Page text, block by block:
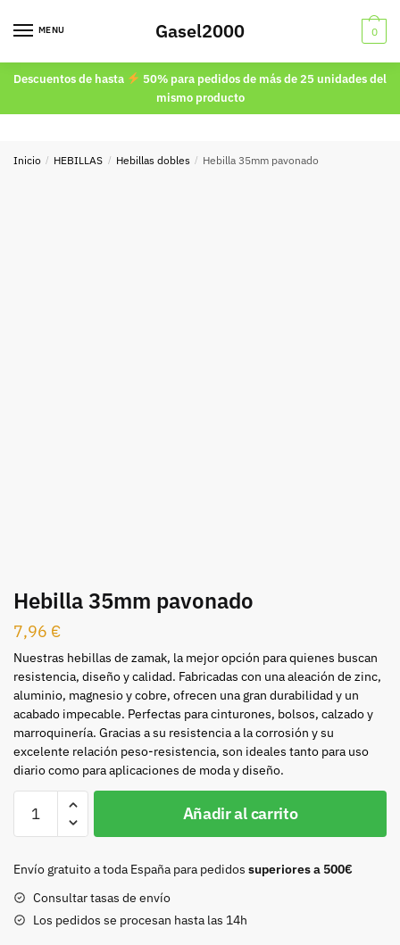
MENU Gasel2000 0
Descuentos de hasta
50% para pedidos de más de 25 unidades del
mismo producto
Inicio / HEBILLAS / Hebillas dobles / Hebilla 35mm pavonado
Hebilla 35mm pavonado
7,96 €
Nuestras hebillas de zamak, la mejor opción para quienes buscan
resistencia, diseño y calidad. Fabricadas con una aleación de zinc,
aluminio, magnesio y cobre, ofrecen una gran durabilidad y un
acabado impecable. Perfectas para cinturones, bolsos, calzado y
marroquinería. Gracias a su resistencia a la corrosión y su
excelente relación peso-resistencia, son ideales tanto para uso
diario como para aplicaciones de moda y diseño.
35mm
cantidad
Añadir al carrito
Envío gratuito a toda España para pedidos superiores a 500€
Consultar tasas de envío
Los pedidos se procesan hasta las 14h